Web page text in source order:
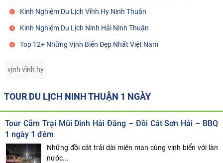
Kinh Nghiệm Du Lịch Vĩnh Hy Ninh Thuận
Kinh Nghiệm Du Lịch Ninh Hải Ninh Thuận
Top 12+ Những Vịnh Biển Đẹp Nhất Việt Nam
vịnh vĩnh hy
TOUR DU LỊCH NINH THUẬN 1 NGÀY
Tour Cắm Trại Mũi Dinh Hải Đăng – Đồi Cát Sơn Hải – BBQ
1 ngày 1 đêm
Những đồi cát trải dài miên man cùng vịnh biển với làn
nước...